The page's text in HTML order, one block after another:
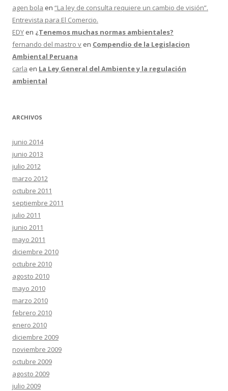
agen bola en “La ley de consulta requiere un cambio de visión”.
Entrevista para El Comercio.
EDY en ¿Tenemos muchas normas ambientales?
fernando del mastro v en Compendio de la Legislacion
Ambiental Peruana
carla en La Ley General del Ambiente y la regulación
ambiental
ARCHIVOS
junio 2014
junio 2013
julio 2012
marzo 2012
octubre 2011
septiembre 2011
julio 2011
junio 2011
mayo 2011
diciembre 2010
octubre 2010
agosto 2010
mayo 2010
marzo 2010
febrero 2010
enero 2010
diciembre 2009
noviembre 2009
octubre 2009
agosto 2009
julio 2009